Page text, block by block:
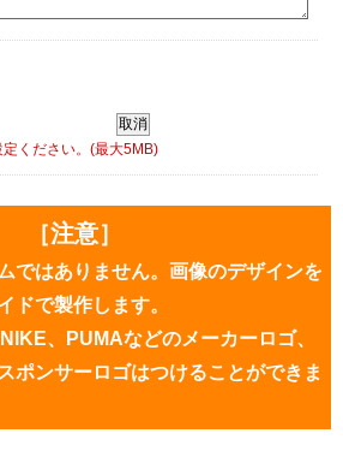
ください。(最大5MB)
［注意］
ではありません。画像のデザインを
ドで製作します。
、PUMAなどのメーカーロゴ、
ポンサーロゴはつけることができま